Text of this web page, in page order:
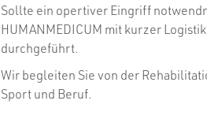
Sollte ein opertiver Eingriff
HUMANMEDICUM mit kurzer
durchgeführt.
Wir begleiten Sie von der
Sport und Beruf.